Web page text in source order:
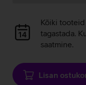
Andmete
laadimine
Kõiki tooteid
tagastada.
saatmine.
Lisan